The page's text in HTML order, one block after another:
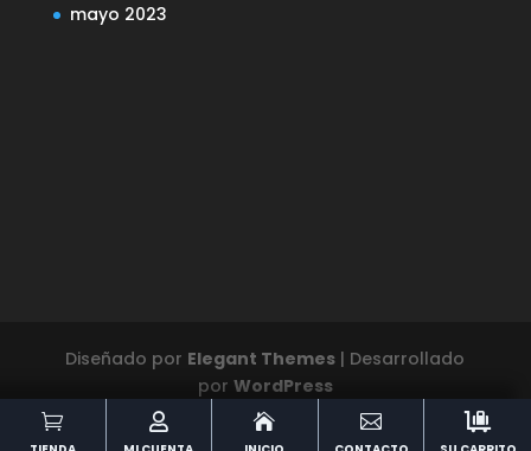
    
mayo 2023
Diseñado por Elegant Themes | Desarrollado
por WordPress